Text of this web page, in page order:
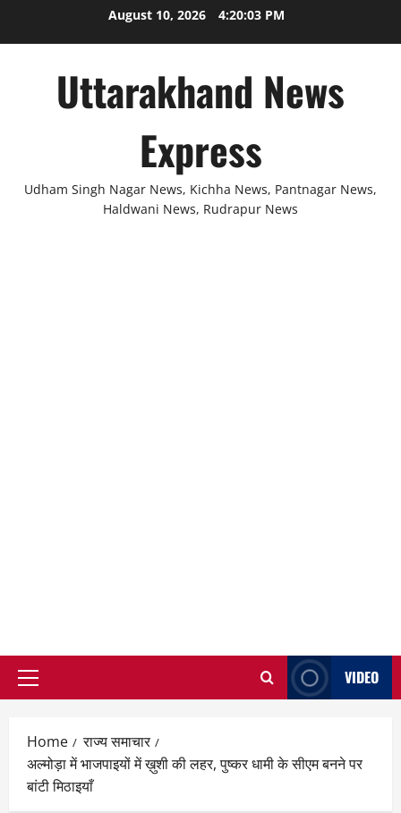
August 10, 2026 4:20:03 PM
Uttarakhand News
Express
Udham Singh Nagar News, Kichha News, Pantnagar News,
Haldwani News, Rudrapur News
Primary
VIDEO
Home
राज्य समाचार
अल्मोड़ा में भाजपाइयों में ख़ुशी की लहर, पुष्कर धामी के सीएम बनने पर
बांटी मिठाइयाँ